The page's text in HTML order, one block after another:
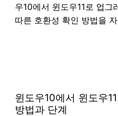
우10에서 윈도우11로 업그
따른 호환성 확인 방법을
윈도우10에서 윈도우
방법과 단계